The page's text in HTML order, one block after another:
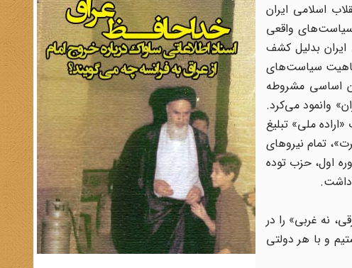
پس از پیروزی انقلاب اسلامی ایران
سیاست‌های واقعی
قضائی جمهوری اسلامی ایران بدلیل کشف
ماهیت سیاست‌های
خود را مقید به «قانون اساسی مشروطه
اسلامی ایران» وانمود می‌کرد.
ملی» تبلیغ
تمام نیروهای
اول، حزب توده
نه غربی» را در
و با هر دولتی